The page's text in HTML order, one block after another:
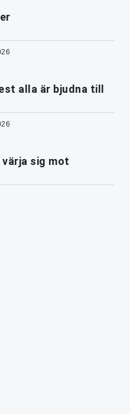
alla är bjudna till
sig mot